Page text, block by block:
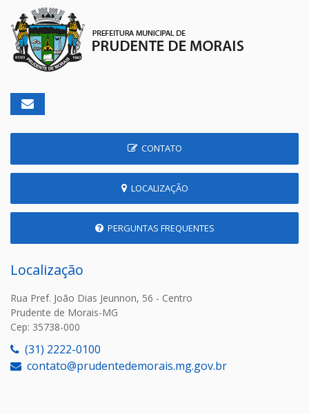
CONTATO
LOCALIZAÇÃO
PERGUNTAS FREQUENTES
Localização
Rua Pref. João Dias Jeunnon, 56 - Centro
Prudente de Morais-MG
Cep: 35738-000
(31) 2222-0100
contato@prudentedemorais.mg.gov.br